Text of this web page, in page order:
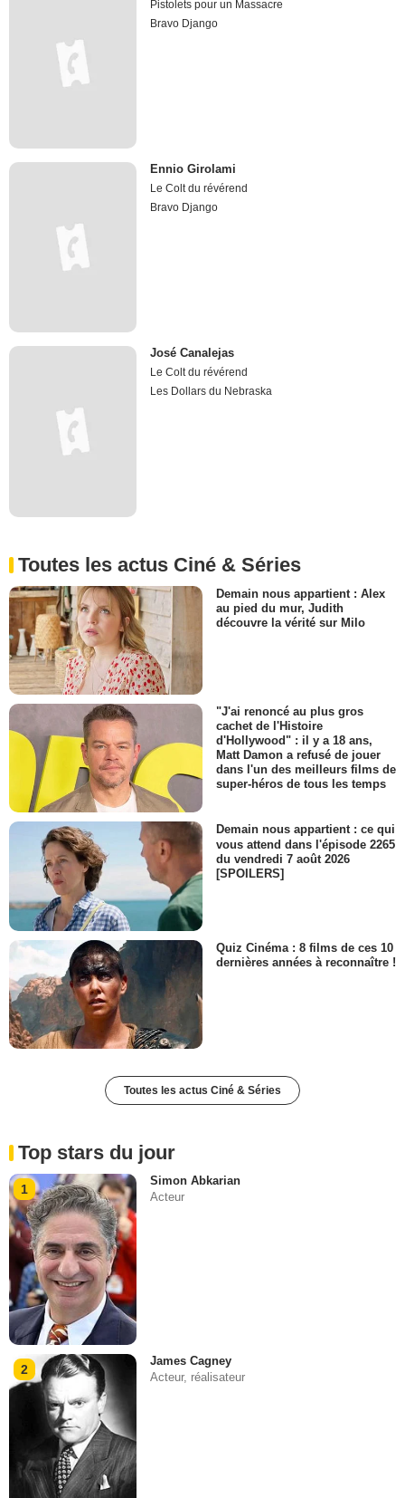
Pistolets pour un Massacre
Bravo Django
Ennio Girolami
Le Colt du révérend
Bravo Django
José Canalejas
Le Colt du révérend
Les Dollars du Nebraska
Toutes les actus Ciné & Séries
Demain nous appartient : Alex
au pied du mur, Judith
découvre la vérité sur Milo
"J'ai renoncé au plus gros
cachet de l'Histoire
d'Hollywood" : il y a 18 ans,
Matt Damon a refusé de jouer
dans l'un des meilleurs films de
super-héros de tous les temps
Demain nous appartient : ce qui
vous attend dans l'épisode 2265
du vendredi 7 août 2026
[SPOILERS]
Quiz Cinéma : 8 films de ces 10
dernières années à reconnaître !
Toutes les actus Ciné & Séries
Top stars du jour
1
Simon Abkarian
Acteur
2
James Cagney
Acteur, réalisateur